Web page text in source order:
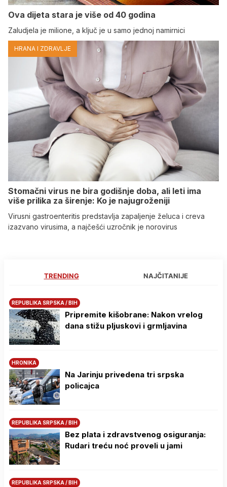
Ova dijeta stara je više od 40 godina
Zaludjela je milione, a ključ je u samo jednoj namirnici
HRANA I ZDRAVLJE
Stomačni virus ne bira godišnje doba, ali leti ima
više prilika za širenje: Ko je najugroženiji
Virusni gastroenteritis predstavlja zapaljenje želuca i creva
izazvano virusima, a najčešći uzročnik je norovirus
TRENDING NAJČITANIJE
REPUBLIKA SRPSKA / BIH
Pripremite kišobrane: Nakon vrelog
dana stižu pljuskovi i grmljavina
HRONIKA
Na Јarinju privedena tri srpska
policajca
REPUBLIKA SRPSKA / BIH
Bez plata i zdravstvenog osiguranja:
Rudari treću noć proveli u jami
REPUBLIKA SRPSKA / BIH